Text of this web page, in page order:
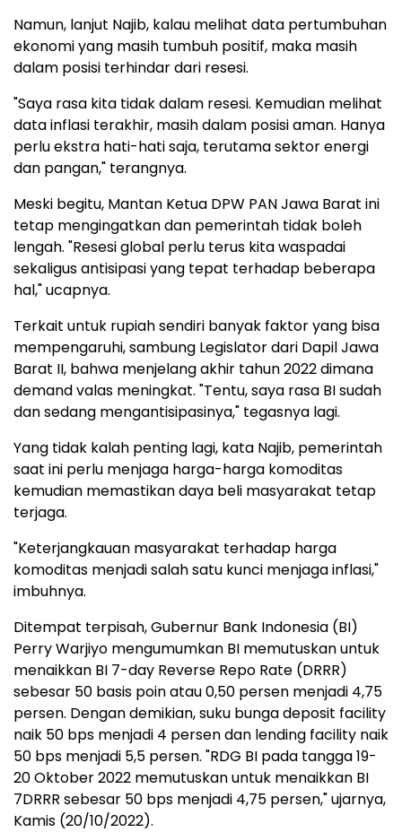
Namun, lanjut Najib, kalau melihat data pertumbuhan
ekonomi yang masih tumbuh positif, maka masih
dalam posisi terhindar dari resesi.
"Saya rasa kita tidak dalam resesi. Kemudian melihat
data inflasi terakhir, masih dalam posisi aman. Hanya
perlu ekstra hati-hati saja, terutama sektor energi
dan pangan," terangnya.
Meski begitu, Mantan Ketua DPW PAN Jawa Barat ini
tetap mengingatkan dan pemerintah tidak boleh
lengah. "Resesi global perlu terus kita waspadai
sekaligus antisipasi yang tepat terhadap beberapa
hal," ucapnya.
Terkait untuk rupiah sendiri banyak faktor yang bisa
mempengaruhi, sambung Legislator dari Dapil Jawa
Barat II, bahwa menjelang akhir tahun 2022 dimana
demand valas meningkat. "Tentu, saya rasa BI sudah
dan sedang mengantisipasinya," tegasnya lagi.
Yang tidak kalah penting lagi, kata Najib, pemerintah
saat ini perlu menjaga harga-harga komoditas
kemudian memastikan daya beli masyarakat tetap
terjaga.
"Keterjangkauan masyarakat terhadap harga
komoditas menjadi salah satu kunci menjaga inflasi,"
imbuhnya.
Ditempat terpisah, Gubernur Bank Indonesia (BI)
Perry Warjiyo mengumumkan BI memutuskan untuk
menaikkan BI 7-day Reverse Repo Rate (DRRR)
sebesar 50 basis poin atau 0,50 persen menjadi 4,75
persen. Dengan demikian, suku bunga deposit facility
naik 50 bps menjadi 4 persen dan lending facility naik
50 bps menjadi 5,5 persen. "RDG BI pada tangga 19-
20 Oktober 2022 memutuskan untuk menaikkan BI
7DRRR sebesar 50 bps menjadi 4,75 persen," ujarnya,
Kamis (20/10/2022).